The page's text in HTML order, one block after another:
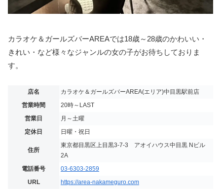
カラオケ＆ガールズバーAREAでは18歳～28歳のかわいい・
きれい・など様々なジャンルの女の子がお待ちしておりま
す。
店名
カラオケ＆ガールズバーAREA(エリア)中目黒駅前店
営業時間
20時～LAST
営業日
月～土曜
定休日
日曜・祝日
住所
東京都目黒区上目黒3-7-3 アオイハウス中目黒 Nビル
2A
電話番号
03-6303-2859
URL
https://area-nakameguro.com